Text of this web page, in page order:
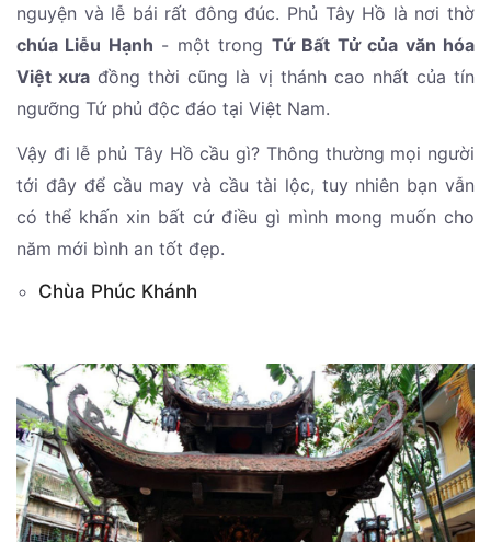
nguyện và lễ bái rất đông đúc. Phủ Tây Hồ là nơi thờ
chúa Liễu Hạnh - một trong Tứ Bất Tử của văn hóa
Việt xưa đồng thời cũng là vị thánh cao nhất của tín
ngưỡng Tứ phủ độc đáo tại Việt Nam.
Vậy đi lễ phủ Tây Hồ cầu gì? Thông thường mọi người
tới đây để cầu may và cầu tài lộc, tuy nhiên bạn vẫn
có thể khấn xin bất cứ điều gì mình mong muốn cho
năm mới bình an tốt đẹp.
Chùa Phúc Khánh